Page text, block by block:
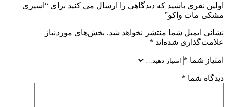
اولین نفری باشید که دیدگاهی را ارسال می کنید برای “اسپری
مشکی مات واکو”
نشانی ایمیل شما منتشر نخواهد شد. بخش‌های موردنیاز
علامت‌گذاری شده‌اند *
امتیاز شما *
دیدگاه شما *